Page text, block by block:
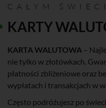
CAŁYM
KARTY
KARTA WALUTOWA –
nie tylko w złotówkach.
płatności zbliżeniowe oraz
wypłatach i transakcjach w
Często podróżujesz po